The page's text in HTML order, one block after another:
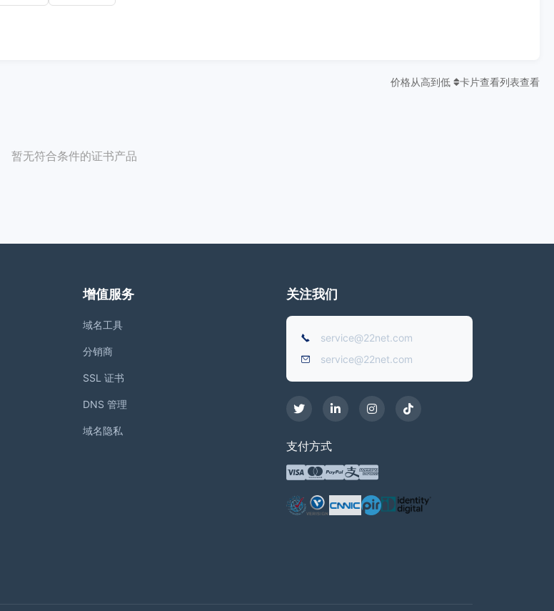
价格从高到低 卡片查看列表查看
暂无符合条件的证书产品
增值服务
域名工具
分销商
SSL 证书
DNS 管理
域名隐私
关注我们
service@22net.com
service@22net.com
支付方式